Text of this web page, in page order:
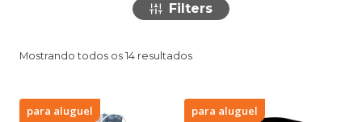
Filters
Mostrando todos os 14 resultados
para aluguel para aluguel